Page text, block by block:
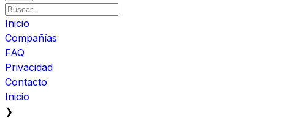
Inicio
Compañías
FAQ
Privacidad
Contacto
Inicio
❯